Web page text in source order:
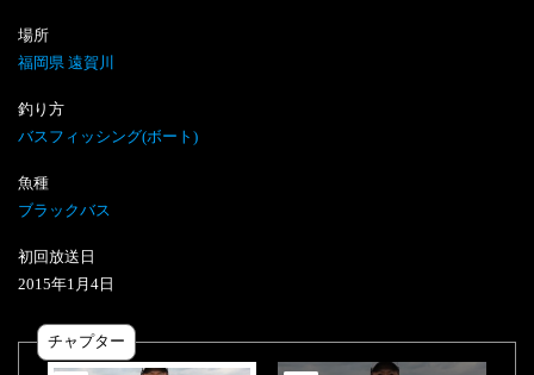
場所
福岡県 遠賀川
釣り方
バスフィッシング(ボート)
魚種
ブラックバス
初回放送日
2015年1 月 4 日
チャプター